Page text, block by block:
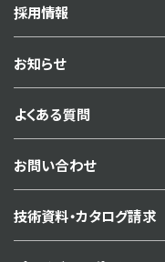
採用情報
お知らせ
よくある質問
お問い合わせ
技術資料・カタログ請求